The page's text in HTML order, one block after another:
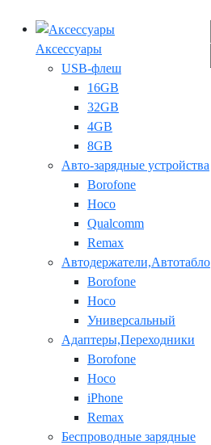
Аксессуары
USB-флеш
16GB
32GB
4GB
8GB
Авто-зарядные устройства
Borofone
Hoco
Qualcomm
Remax
Автодержатели,Автотабло
Borofone
Hoco
Универсальный
Адаптеры,Переходники
Borofone
Hoco
iPhone
Remax
Беспроводные зарядные